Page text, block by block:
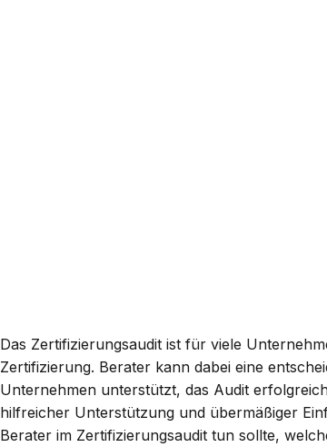
Das Zertifizierungsaudit ist für viele
Zertifizierung. Berater kann dabei eine
Unternehmen unterstützt, das Audit
hilfreicher Unterstützung und übermäßiger
Berater im Zertifizierungsaudit tun sollte,